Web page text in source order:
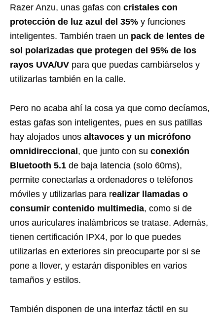
Razer Anzu, unas gafas con cristales con
protección de luz azul del 35% y funciones
inteligentes. También traen un pack de lentes de
sol polarizadas que protegen del 95% de los
rayos UVA/UV para que puedas cambiárselos y
utilizarlas también en la calle.
Pero no acaba ahí la cosa ya que como decíamos,
estas gafas son inteligentes, pues en sus patillas
hay alojados unos altavoces y un micrófono
omnidireccional , que junto con su conexión
Bluetooth 5.1 de baja latencia (solo 60ms),
permite conectarlas a ordenadores o teléfonos
móviles y utilizarlas para realizar llamadas o
consumir contenido multimedia, como si de
unos auriculares inalámbricos se tratase. Además,
tienen certificación IPX4, por lo que puedes
utilizarlas en exteriores sin preocuparte por si se
pone a llover, y estarán disponibles en varios
tamaños y estilos.
También disponen de una interfaz táctil en su